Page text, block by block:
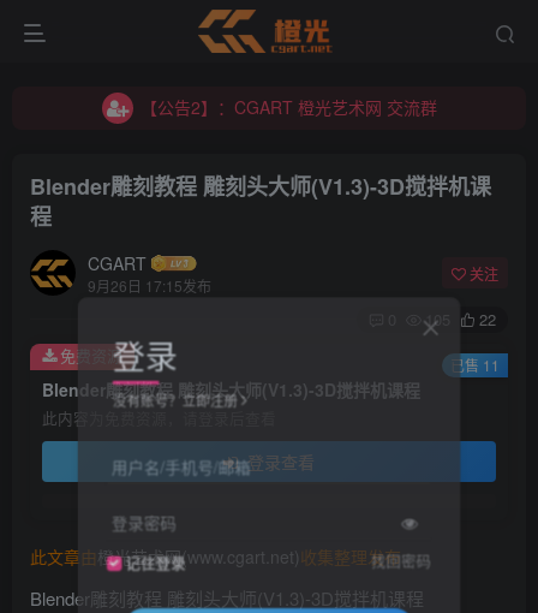
【公告2】：CGART 橙光艺术网 交流群
【公告2】：CGART 橙光艺术网 交流群
Blender雕刻教程 雕刻头大师(V1.3)-3D搅拌机课
程
CGART
9月26日 17:15发布
关注
105 22
Blender雕刻教程 雕刻头大师(V1.3)-3D搅拌机课程
此内容为免费资源，请登录后查看
登录查看
免费资源 已售 11
此文章由橙光艺术网(www.cgart.net)收集整理发布
Blender雕刻教程 雕刻头大师(V1.3)-3D搅拌机课程
登录
没有账号？立即注册
用户名/手机号/邮箱
登录密码
记住登录 找回密码